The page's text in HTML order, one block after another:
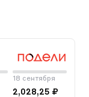
18 сентября
2,028,25 ₽